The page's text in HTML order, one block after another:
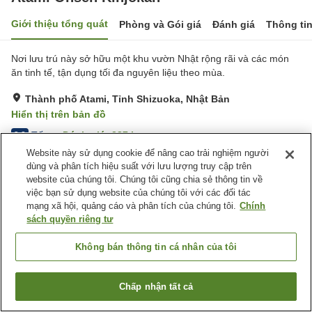
Giới thiệu tổng quát Phòng và Gói giá Đánh giá Thông
Nơi lưu trú này sở hữu một khu vườn Nhật rộng rãi và các món
ăn tinh tế, tận dụng tối đa nguyên liệu theo mùa.
Thành phố Atami, Tỉnh Shizuoka, Nhật Bản
Hiển thị trên bản đồ
3.8 Tốt Đánh giá:387lượt
Tiện nghi chỗ nghỉ
Bãi đỗ xe
Hồ bơi
Nhà hàng
Máy bán hàng tự động
Nhật Bản Tỉnh Shizuoka
Thành phố Atami
Atami Onsen Kinjokan
Tìm phòng trống
Website này sử dụng cookie để nâng cao trải nghiệm người
dùng và phân tích hiệu suất với lưu lượng truy cập trên
website của chúng tôi. Chúng tôi cũng chia sẻ thông tin về
việc bạn sử dụng website của chúng tôi với các đối tác
mạng xã hội, quảng cáo và phân tích của chúng tôi. Chính
sách quyền riêng tư
Không bán thông tin cá nhân của tôi
Chấp nhận tất cả